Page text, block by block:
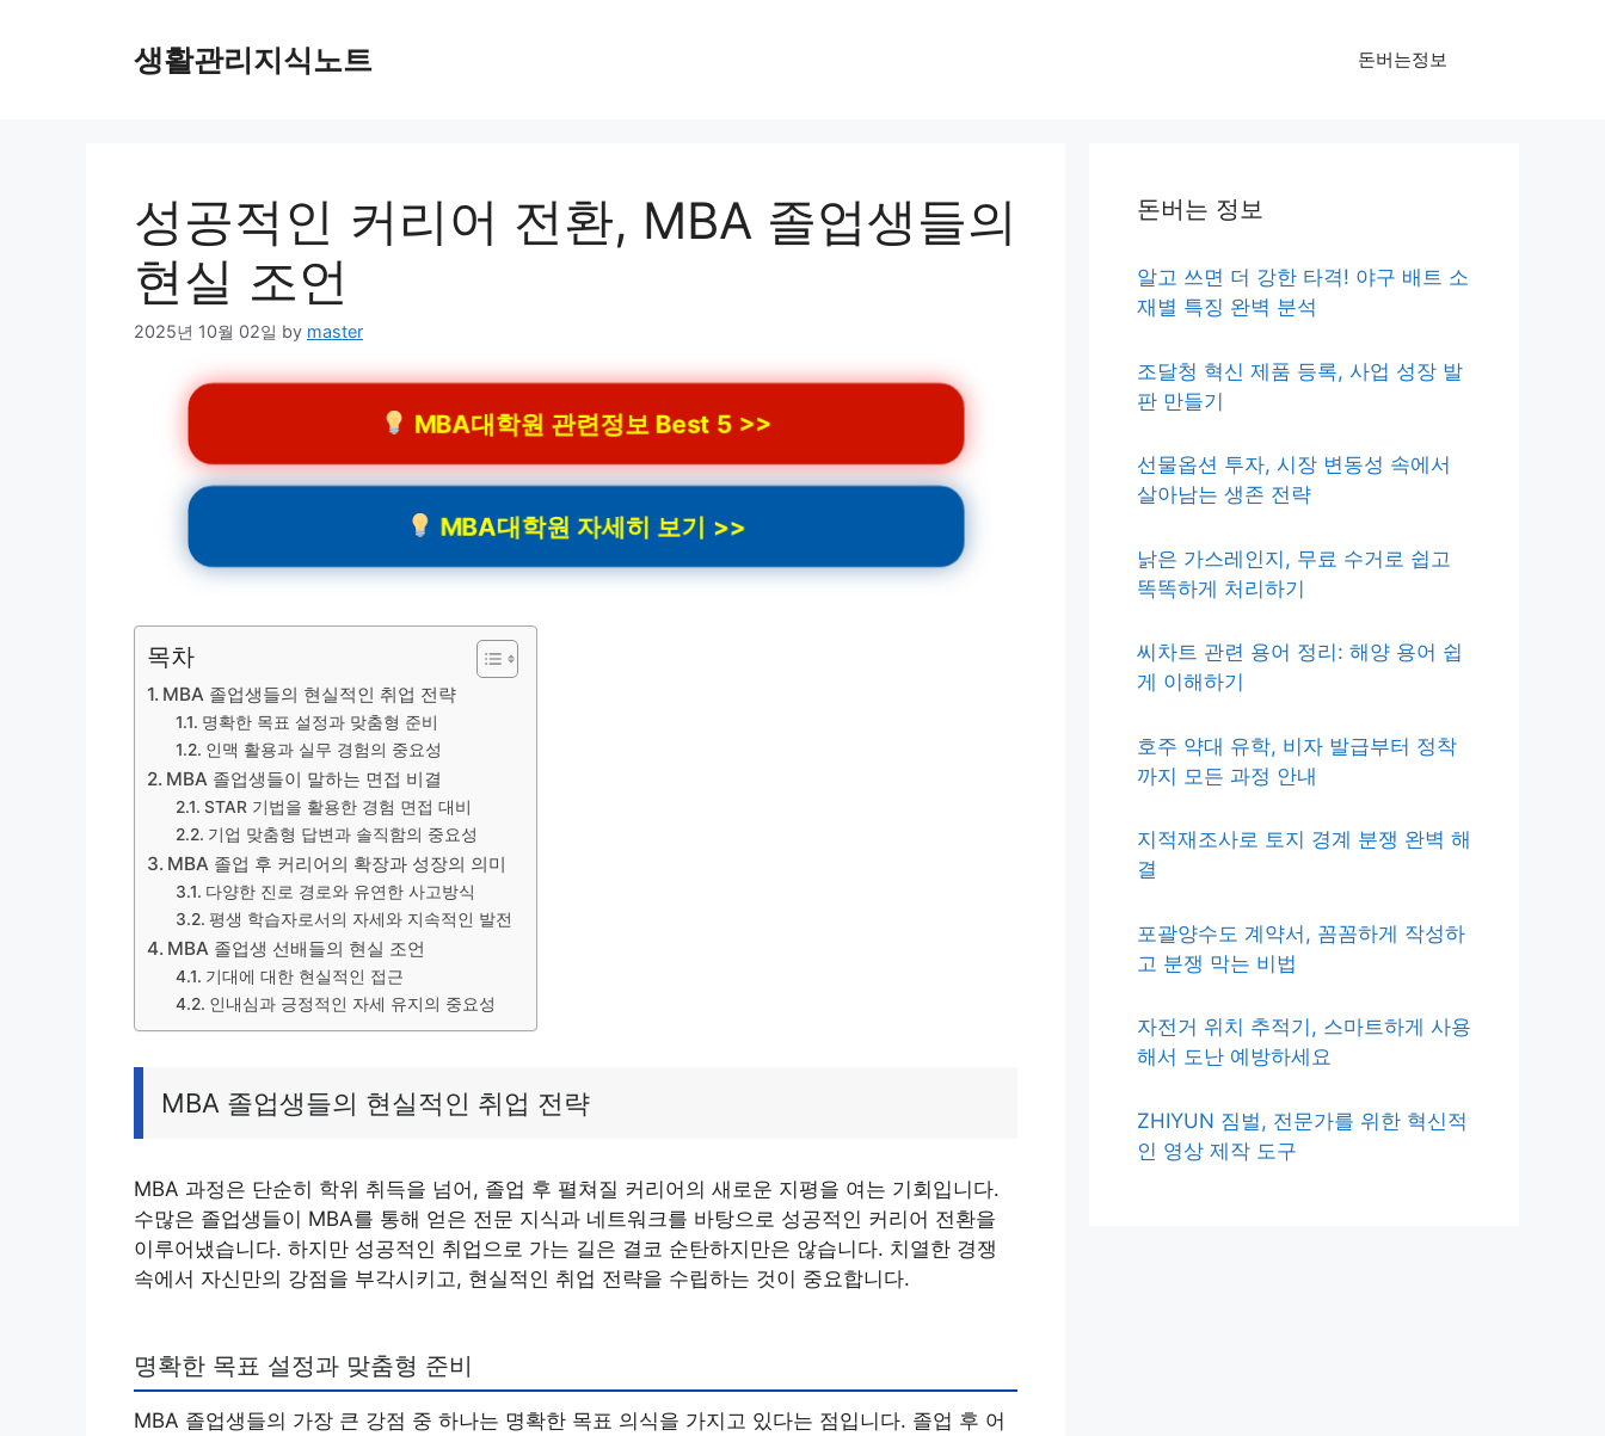
생활관리지식노트 돈버는정보
성공적인 커리어 전환, MBA 졸업생들의
현실 조언
2025년 10월 02일 by master
MBA대학원 관련정보 Best 5 >>
MBA대학원 자세히 보기 >>
목차
MBA 졸업생들의 현실적인 취업 전략
명확한 목표 설정과 맞춤형 준비
인맥 활용과 실무 경험의 중요성
MBA 졸업생들이 말하는 면접 비결
STAR 기법을 활용한 경험 면접 대비
기업 맞춤형 답변과 솔직함의 중요성
MBA 졸업 후 커리어의 확장과 성장의 의미
다양한 진로 경로와 유연한 사고방식
평생 학습자로서의 자세와 지속적인 발전
MBA 졸업생 선배들의 현실 조언
기대에 대한 현실적인 접근
인내심과 긍정적인 자세 유지의 중요성
MBA 졸업생들의 현실적인 취업 전략
MBA 과정은 단순히 학위 취득을 넘어, 졸업 후 펼쳐질 커리어의 새로운 지평을 여는 기회입니다.
수많은 졸업생들이 MBA를 통해 얻은 전문 지식과 네트워크를 바탕으로 성공적인 커리어 전환을
이루어냈습니다. 하지만 성공적인 취업으로 가는 길은 결코 순탄하지만은 않습니다. 치열한 경쟁
속에서 자신만의 강점을 부각시키고, 현실적인 취업 전략을 수립하는 것이 중요합니다.
명확한 목표 설정과 맞춤형 준비
MBA 졸업생들의 가장 큰 강점 중 하나는 명확한 목표 의식을 가지고 있다는 점입니다. 졸업 후 어
돈버는 정보
알고 쓰면 더 강한 타격! 야구 배트 소
재별 특징 완벽 분석
조달청 혁신 제품 등록, 사업 성장 발
판 만들기
선물옵션 투자, 시장 변동성 속에서
살아남는 생존 전략
낡은 가스레인지, 무료 수거로 쉽고
똑똑하게 처리하기
씨차트 관련 용어 정리: 해양 용어 쉽
게 이해하기
호주 약대 유학, 비자 발급부터 정착
까지 모든 과정 안내
지적재조사로 토지 경계 분쟁 완벽 해
결
포괄양수도 계약서, 꼼꼼하게 작성하
고 분쟁 막는 비법
자전거 위치 추적기, 스마트하게 사용
해서 도난 예방하세요
ZHIYUN 짐벌, 전문가를 위한 혁신적
인 영상 제작 도구